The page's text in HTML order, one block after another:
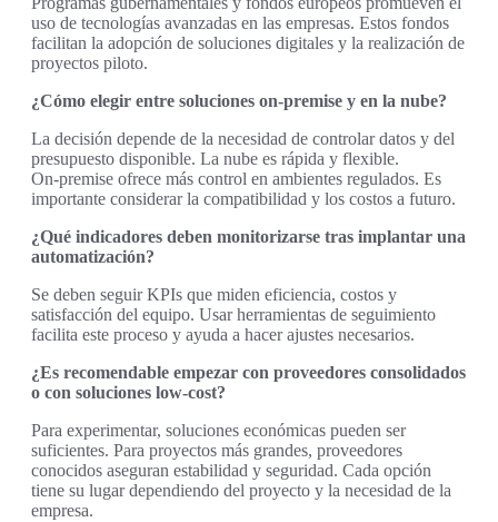
uso de tecnologías avanzadas en las empresas. Estos fondos
facilitan la adopción de soluciones digitales y la realización de
proyectos piloto.
¿Cómo elegir entre soluciones on‑premise y en la nube?
La decisión depende de la necesidad de controlar datos y del
presupuesto disponible. La nube es rápida y flexible.
On‑premise ofrece más control en ambientes regulados. Es
importante considerar la compatibilidad y los costos a futuro.
¿Qué indicadores deben monitorizarse tras implantar una
automatización?
Se deben seguir KPIs que miden eficiencia, costos y
satisfacción del equipo. Usar herramientas de seguimiento
facilita este proceso y ayuda a hacer ajustes necesarios.
¿Es recomendable empezar con proveedores consolidados
o con soluciones low‑cost?
Para experimentar, soluciones económicas pueden ser
suficientes. Para proyectos más grandes, proveedores
conocidos aseguran estabilidad y seguridad. Cada opción
tiene su lugar dependiendo del proyecto y la necesidad de la
empresa.